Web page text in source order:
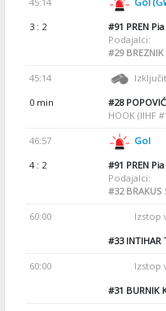
3 : 2
#91 PREN Pia
Podajalci:
#29
45:14
0 min
#28
HOOK (IIHF
46:57 Gol
4 : 2
#91 PREN Pia
Podajalci:
#32BRAKUS
60:00 Izstop
#33INTIHAR
60:00 Izstop
#31 BURNIK